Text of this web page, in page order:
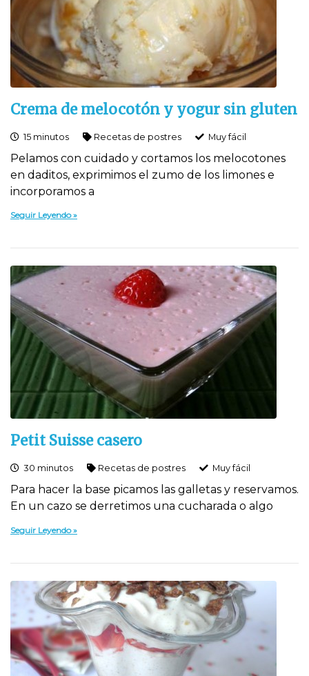
Crema de melocotón y yogur sin gluten
15 minutos Recetas de postres Muy fácil
Pelamos con cuidado y cortamos los melocotones
en daditos, exprimimos el zumo de los limones e
incorporamos a
Seguir Leyendo
Petit Suisse casero
30 minutos Recetas de postres Muy fácil
Para hacer la base picamos las galletas y reservamos.
En un cazo se derretimos una cucharada o algo
Seguir Leyendo